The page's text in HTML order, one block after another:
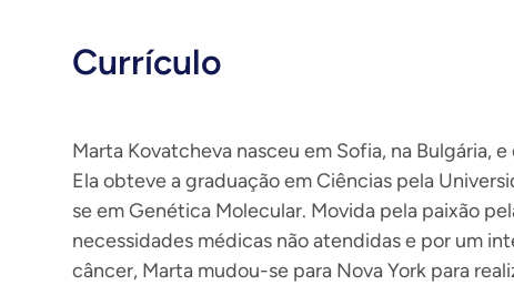
Currículo
Marta Kovatcheva nasceu em Sofia, na Bulgária,
Ela obteve a graduação em Ciências pela
se em Genética Molecular. Movida pela paixão
necessidades médicas não atendidas e por um
câncer, Marta mudou-se para Nova York para